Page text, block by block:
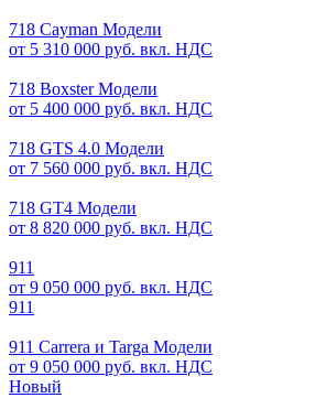
718 Cayman Модели
от 5 310 000 руб. вкл. НДС
718 Boxster Модели
от 5 400 000 руб. вкл. НДС
718 GTS 4.0 Модели
от 7 560 000 руб. вкл. НДС
718 GT4 Модели
от 8 820 000 руб. вкл. НДС
911
от 9 050 000 руб. вкл. НДС
911
911 Carrera и Targa Модели
от 9 050 000 руб. вкл. НДС
Новый